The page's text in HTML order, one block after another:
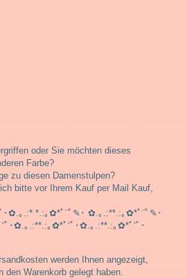
oder Sie möchten dieses
Farbe?
zu diesen Damenstulpen?
bitte vor Ihrem Kauf per Mail Kauf,
･✿.｡.:* *.:｡✿*ﾟ¨ﾟ✎･ ✿.｡.:**.:｡✿*ﾟ¨ﾟ✎･
･✿.｡.:**.:｡✿*ﾟ‘ﾟ･✿.｡.:**.:｡✿*ﾟ‘ﾟ･
werden Ihnen angezeigt,
Warenkorb gelegt haben.